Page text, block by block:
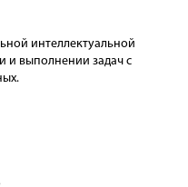
интеллектуальной
и выполнении задач с